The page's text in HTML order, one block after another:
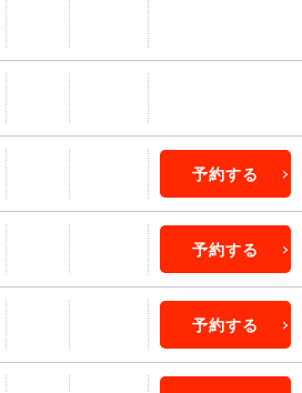
予約する
予約する
予約する